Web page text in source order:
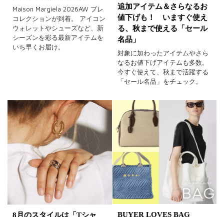
Maison Margiela 2026AW プレ
コレクションが到着。 アイコン
ウォレットやシューズなど、新
シーズンを彩る最新アイテムを
いち早くお届け。
追加アイテム＆さらなるお
値下げも！ いますぐ使え
る、秋まで使える「セール
名品」
対象に加わったアイテムやさら
なるお値下げアイテムも多数。
今すぐ使えて、秋まで活躍する
「セール名品」をチェック。
8月のスタイルは「Tシャ
BUYER LOVES BAG